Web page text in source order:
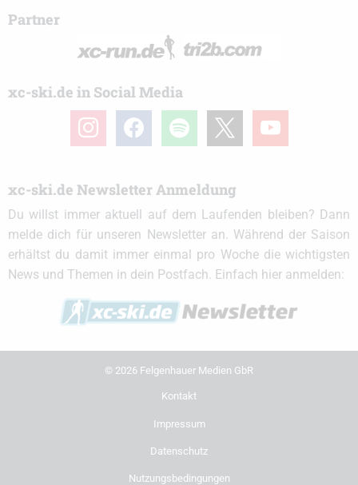
Partner
xc-ski.de in Social Media
instagramfacebook spotify youtube
xc-ski.de Newsletter Anmeldung
Du willst immer aktuell auf dem Laufenden bleiben? Dann
melde dich für unseren Newsletter an. Während der Saison
erhältst du damit immer einmal pro Woche die wichtigsten
News und Themen in dein Postfach. Einfach hier anmelden:
© 2026 Felgenhauer Medien GbR
Kontakt
Impressum
Datenschutz
Nutzungsbedingungen